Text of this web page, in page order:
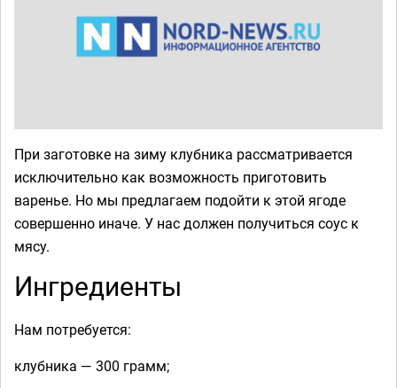
При заготовке на зиму клубника рассматривается
исключительно как возможность приготовить
варенье. Но мы предлагаем подойти к этой ягоде
совершенно иначе. У нас должен получиться соус к
мясу.
Ингредиенты
Нам потребуется:
клубника — 300 грамм;